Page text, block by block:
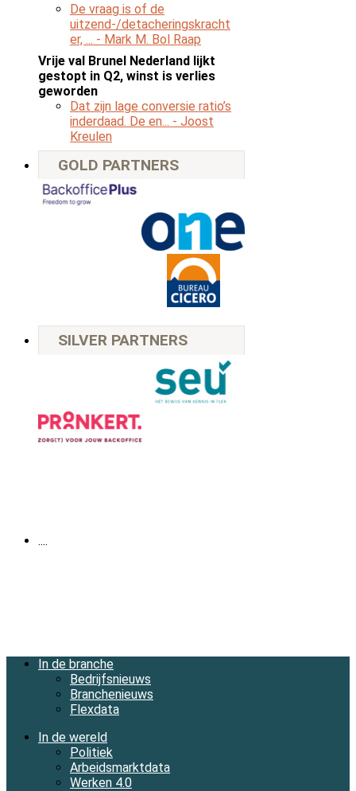
De vraag is of de
uitzend-/detacheringskracht
er, ... - Mark M. Bol Raap
Vrije val Brunel Nederland lijkt
gestopt in Q2, winst is verlies
geworden
Dat zijn lage conversie ratio’s
inderdaad. De en... - Joost
Kreulen
GOLD PARTNERS
SILVER PARTNERS
....
In de branche
Bedrijfsnieuws
Branchenieuws
Flexdata
In de wereld
Politiek
Arbeidsmarktdata
Werken 4.0